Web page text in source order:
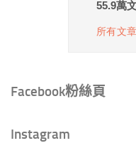
Facebook粉絲頁
Instagram